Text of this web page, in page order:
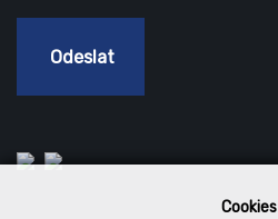
Cookies
Odeslat